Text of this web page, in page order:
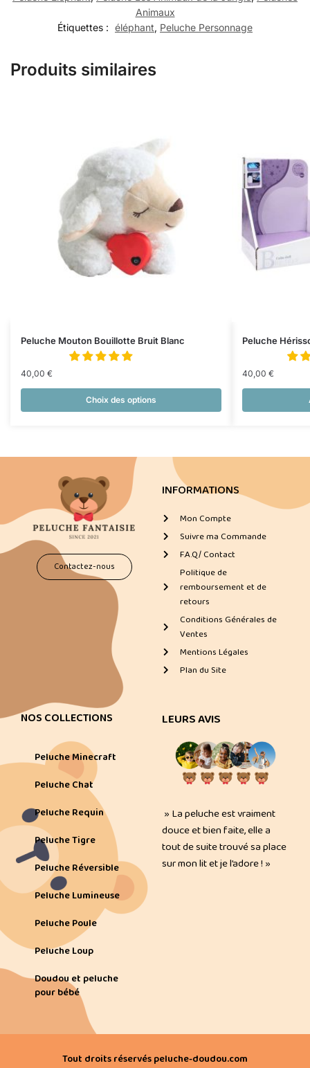
Animaux
Étiquettes : éléphant, Peluche Personnage
Produits similaires
Peluche Mouton Bouillotte Bruit Blanc
40,00 €
Choix des options
Peluche
40,00 €
Contactez-nous
INFORMATIONS
Mon Compte
Suivre ma Commande
F.A.Q/ Contact
Politique de
remboursement et de
retours
Conditions Générales de
Ventes
Mentions Légales
Plan du Site
NOS COLLECTIONS
Peluche Minecraft
Peluche Chat
Peluche Requin
Peluche Tigre
Peluche Réversible
Peluche Lumineuse
Peluche Poule
Peluche Loup
Doudou et peluche
pour bébé
LEURS AVIS
» La peluche est vraiment
douce et bien faite, elle a
tout de suite trouvé sa place
sur mon lit et je l’adore ! »
Tout droits réservés peluche-doudou.com